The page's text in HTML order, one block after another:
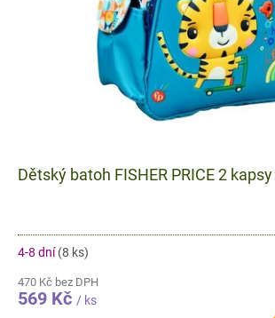
Dětský batoh FISHER PRICE 2
4-8 dní(8 ks)
470 Kč bez DPH
569 Kč / ks